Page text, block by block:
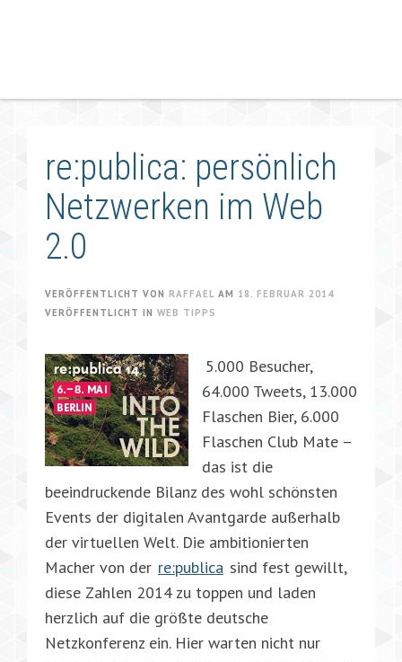
re:publica: persönlich
Netzwerken im Web
2.0
VERÖFFENTLICHT VON RAFFAEL AM 18. FEBRUAR 2014
VERÖFFENTLICHT IN WEB TIPPS
5.000 Besucher,
64.000 Tweets, 13.000
Flaschen Bier, 6.000
Flaschen Club Mate –
das ist die
beeindruckende Bilanz des wohl schönsten
Events der digitalen Avantgarde außerhalb
der virtuellen Welt. Die ambitionierten
Macher von der re:publica sind fest gewillt,
diese Zahlen 2014 zu toppen und laden
herzlich auf die größte deutsche
Netzkonferenz ein. Hier warten nicht nur